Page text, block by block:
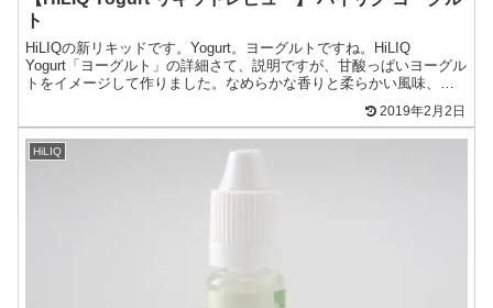
ト
HiLIQの新リキッドです。Yogurt。ヨーグルトですね。HiLIQ
Yogurt「ヨーグルト」の詳細さて、説明ですが、甘酸っぱいヨーグル
トをイメージして作りました。なめらかな香りと柔らかい風味、甘
2019年2月2日
HiLIQ